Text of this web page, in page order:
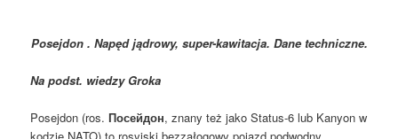
Posejdon . Napęd jądrowy, super-kawitacja. Dane techniczne.
Na podst. wiedzy Groka
Posejdon (ros.Посейдон, znany też jako Status-6 lub Kanyon w